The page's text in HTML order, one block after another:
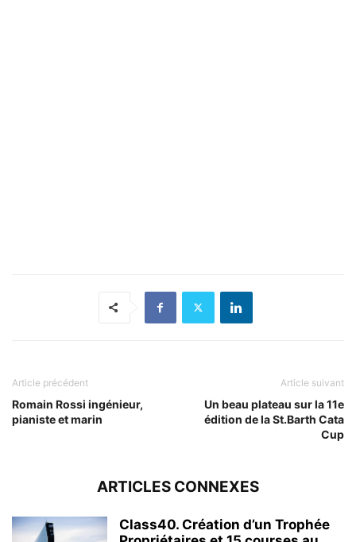
Article précédent
Romain Rossi ingénieur,
pianiste et marin
Article suivant
Un beau plateau sur la 11e
édition de la St.Barth Cata
Cup
ARTICLES CONNEXES
Class40. Création d’un Trophée